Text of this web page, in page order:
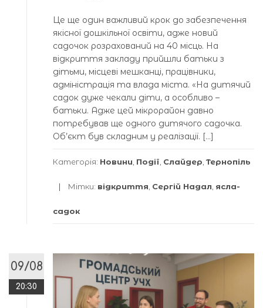
Це ще один важливий крок до забезпечення
якісної дошкільної освіти, адже новий
садочок розрахований на 40 місць. На
відкриття закладу прийшли батьки з
дітьми, місцеві мешканці, працівники,
адміністрація та влада міста. «На дитячий
садок дуже чекали діти, а особливо –
батьки. Адже цей мікрорайон давно
потребував ще одного дитячого садочка.
Об’єкт був складним у реалізації. […]
Категорія: Новини Події Слайдер Тернопіль
Мітки: відкриття Сергій Надал ясла-
садок
09/08
20:30